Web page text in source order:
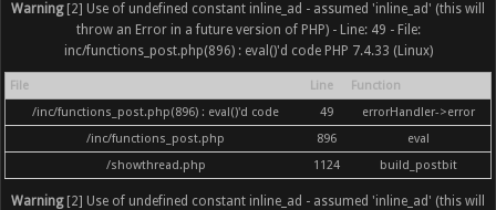
Warning[2] Use of undefined constant inline_ad - assumed 'inline_ad' (this will
throw an Error in a future version of PHP) - Line: 49 - File:
inc/functions_post.php(896) : eval()'d code PHP 7.4.33 (Linux)
File Line
Function
/inc/functions_post.php(896) : eval()'d code
49
errorHandler->error
/inc/functions_post.php
896
eval
/showthread.php
1124 build_postbit
Warning[2] Use of undefined constant inline_ad - assumed 'inline_ad' (this will